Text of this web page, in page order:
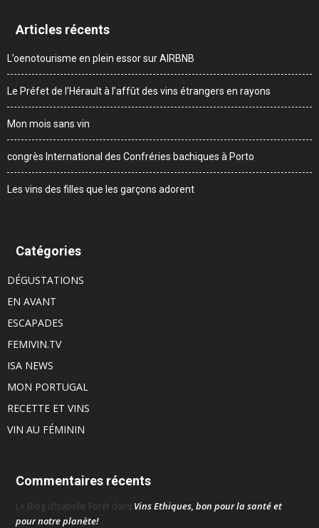
Articles récents
L’oenotourisme en plein essor sur AIRBNB
Le Préfet de l’Hérault à l’affût des vins étrangers en rayons
Mon mois sans vin
congrès International des Confréries bachiques à Porto
Les vins des filles que les garçons adorent
Catégories
DÉGUSTATIONS
EN AVANT
ESCAPADES
FEMIVIN.TV
ISA NEWS
MON PORTUGAL
RECETTE ET VINS
VIN AU FÉMININ
Commentaires récents
Le Blog d’Isabelle Forêt dans Vins Ethiques, bon pour la santé et
pour notre planète!